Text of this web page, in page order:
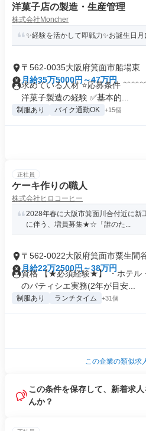
洋菓子店の製造・生産管理
株式会社Moncher
✨経験を活かして即戦力✨お誕生日
〒562-0035大阪府箕面市船場東
月給35万5000円～47万円
求めている人材 ⭐応募条件
洋菓子製造の経験 ✅基本的...
制服あり バイク通勤OK +15個
正社員
ケーキ作りの職人
株式会社ヒロコーヒー
2028年春に大阪市箕面川合付近に
に伴う、増員募集★☆「誰のた...
〒562-0022大阪府箕面市粟生間
月給22万2500円～38万円
資格 【★必須経験★】 ・ホテル
のパティシエ実務(2年が目安...
制服あり ランチタイム +31個
この企業の類似求
この条件を保存して、新着求
んか？